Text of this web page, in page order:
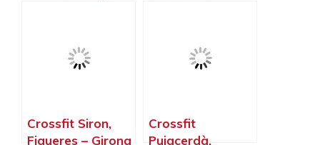
Crossfit Siron,
Figueres – Girona
Crossfit
Puigcerdà,